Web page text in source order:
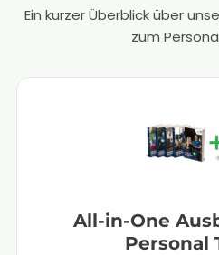
Ein kurzer Überblick über
zum
All-in-One
Personal